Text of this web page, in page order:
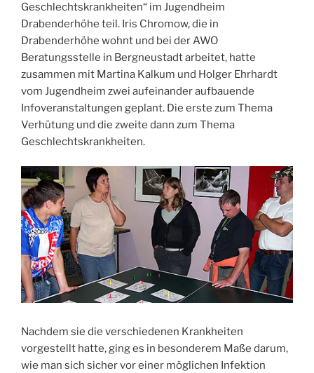
Geschlechtskrankheiten“ im Jugendheim
Drabenderhöhe teil. Iris Chromow, die in
Drabenderhöhe wohnt und bei der AWO
Beratungsstelle in Bergneustadt arbeitet, hatte
zusammen mit Martina Kalkum und Holger Ehrhardt
vom Jugendheim zwei aufeinander aufbauende
Infoveranstaltungen geplant. Die erste zum Thema
Verhütung und die zweite dann zum Thema
Geschlechtskrankheiten.
Nachdem sie die verschiedenen Krankheiten
vorgestellt hatte, ging es in besonderem Maße darum,
wie man sich sicher vor einer möglichen Infektion